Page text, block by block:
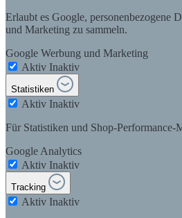
Erlaubt es Google, personenbezogene
und Marketing zu sammeln.
Google Werbung und Marketing
Aktiv Inaktiv
Statistiken
Aktiv Inaktiv
Für Statistiken und Shop-Performance-
Google Analytics
Aktiv Inaktiv
Tracking
Aktiv Inaktiv